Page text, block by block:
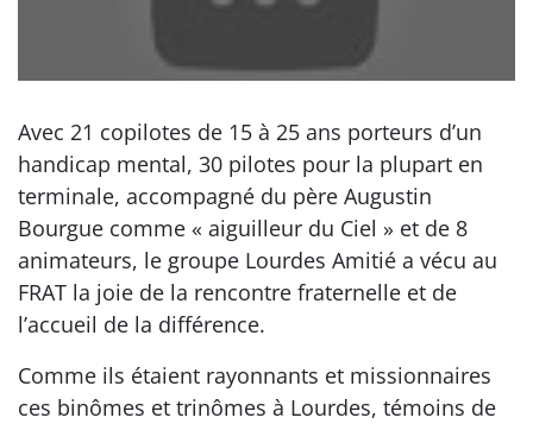
Avec 21 copilotes de 15 à 25 ans porteurs d’un
handicap mental, 30 pilotes pour la plupart en
terminale, accompagné du père Augustin
Bourgue comme « aiguilleur du Ciel » et de 8
animateurs, le groupe Lourdes Amitié a vécu au
FRAT la joie de la rencontre fraternelle et de
l’accueil de la différence.
Comme ils étaient rayonnants et missionnaires
ces binômes et trinômes à Lourdes, témoins de